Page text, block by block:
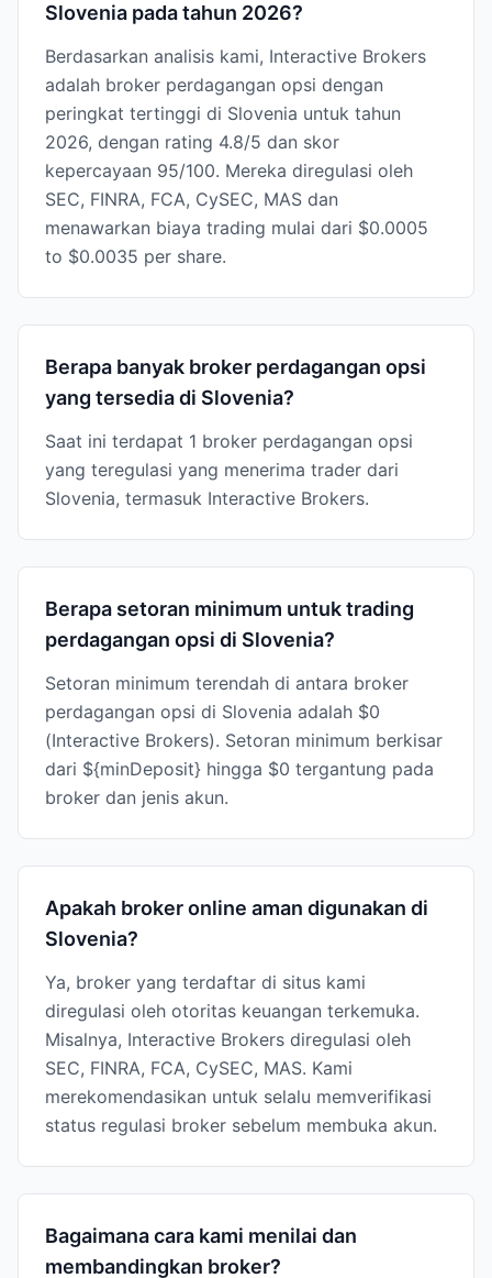
Slovenia pada tahun 2026?
Berdasarkan analisis kami, Interactive Brokers
adalah broker perdagangan opsi dengan
peringkat tertinggi di Slovenia untuk tahun
2026, dengan rating 4.8/5 dan skor
kepercayaan 95/100. Mereka diregulasi oleh
SEC, FINRA, FCA, CySEC, MAS dan
menawarkan biaya trading mulai dari $0.0005
to $0.0035 per share.
Berapa banyak broker perdagangan opsi
yang tersedia di Slovenia?
Saat ini terdapat 1 broker perdagangan opsi
yang teregulasi yang menerima trader dari
Slovenia, termasuk Interactive Brokers.
Berapa setoran minimum untuk trading
perdagangan opsi di Slovenia?
Setoran minimum terendah di antara broker
perdagangan opsi di Slovenia adalah $0
(Interactive Brokers). Setoran minimum berkisar
dari ${minDeposit} hingga $0 tergantung pada
broker dan jenis akun.
Apakah broker online aman digunakan di
Slovenia?
Ya, broker yang terdaftar di situs kami
diregulasi oleh otoritas keuangan terkemuka.
Misalnya, Interactive Brokers diregulasi oleh
SEC, FINRA, FCA, CySEC, MAS. Kami
merekomendasikan untuk selalu memverifikasi
status regulasi broker sebelum membuka akun.
Bagaimana cara kami menilai dan
membandingkan broker?